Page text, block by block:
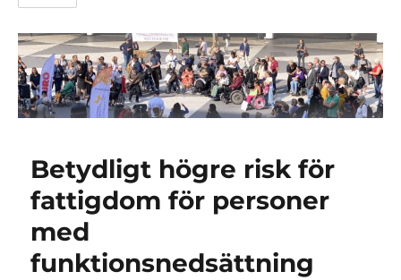
Betydligt högre risk för
fattigdom för personer
med
funktionsnedsättning